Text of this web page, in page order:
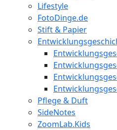
Lifestyle
FotoDinge.de
Stift & Papier
Pflege & Duft
SideNotes
ZoomLab.Kids